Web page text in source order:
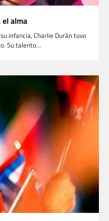
alma
infancia, Charlie Durán tuvo
Su talento…